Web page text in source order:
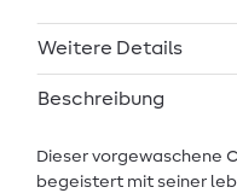
Weitere Details
Beschreibung
Dieser vorgewaschene
begeistert mit seiner